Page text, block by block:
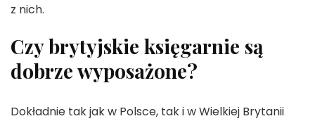
z nich.
Czy brytyjskie księgarnie są
dobrze wyposażone?
Dokładnie tak jak w Polsce, tak i w Wielkiej Brytanii